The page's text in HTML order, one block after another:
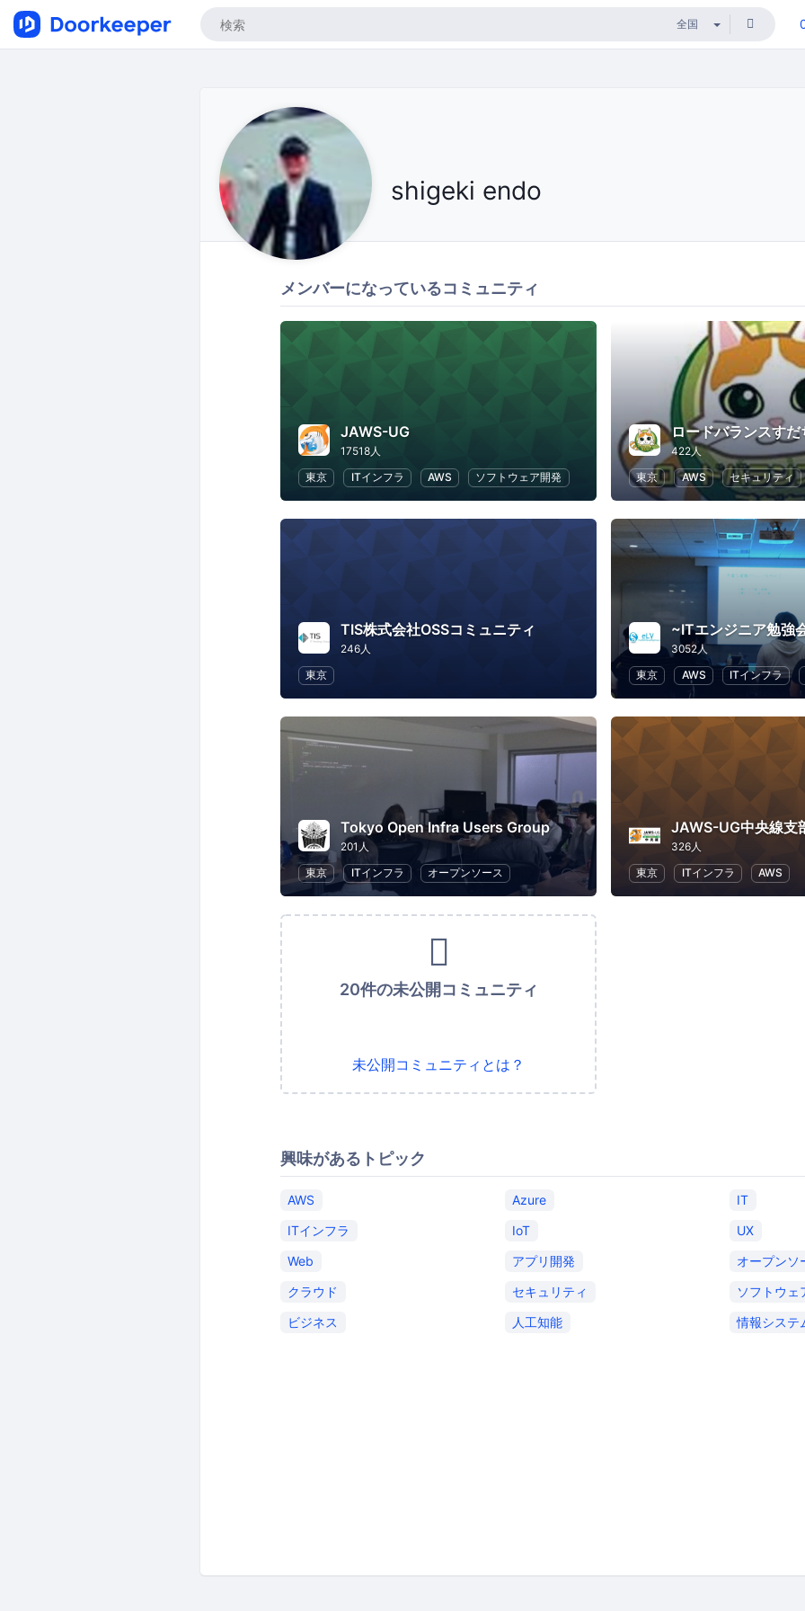
shigeki endo
メンバーになっているコミュニティ
JAWS-UG
17518人
東京
ITインフラ AWS ソフトウェア開発
ロードバランスす
422人
東京
AWS セキュリティ
TIS株式会社OSSコミュニティ
246人
東京
3052人
東京
AWS ITインフラ
Tokyo Open Infra Users Group
201人
東京
ITインフラ オープンソース
JAWS-UG中央線支
326人
東京
ITインフラ AWS
20件の未公開コミュニティ
未公開コミュニティとは？
興味があるトピック
AWS Azure
IT
ITインフラ
IoT
UX
Web
アプリ開発
オープンソ
クラウド
セキュリティ
ソフトウェ
ビジネス
人工知能 情報システ